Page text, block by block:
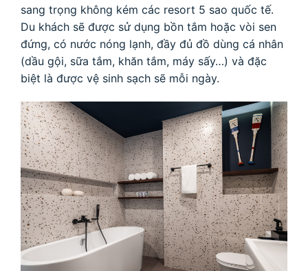
sang trọng không kém các resort 5 sao quốc tế.
Du khách sẽ được sử dụng bồn tắm hoặc vòi sen
đứng, có nước nóng lạnh, đầy đủ đồ dùng cá nhân
(dầu gội, sữa tắm, khăn tắm, máy sấy…) và đặc
biệt là được vệ sinh sạch sẽ mỗi ngày.